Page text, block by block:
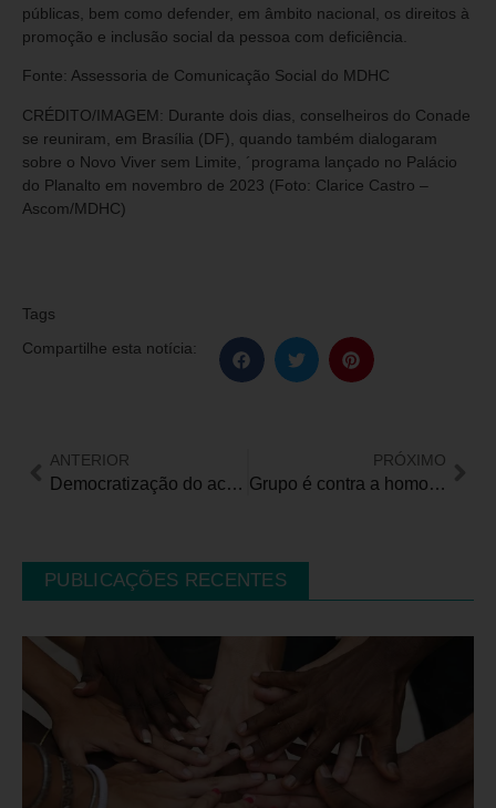
públicas, bem como defender, em âmbito nacional, os direitos à
promoção e inclusão social da pessoa com deficiência.
Fonte: Assessoria de Comunicação Social do MDHC
CRÉDITO/IMAGEM: Durante dois dias, conselheiros do Conade
se reuniram, em Brasília (DF), quando também dialogaram
sobre o Novo Viver sem Limite, ´programa lançado no Palácio
do Planalto em novembro de 2023 (Foto: Clarice Castro –
Ascom/MDHC)
Tags
Compartilhe esta notícia:
ANTERIOR
Democratização do acesso ao tratamento para o Autismo no Brasil
PRÓXIMO
Grupo é contra a homologação do Parecer 50/2023 do Conselho Nacional da Educação
PUBLICAÇÕES RECENTES